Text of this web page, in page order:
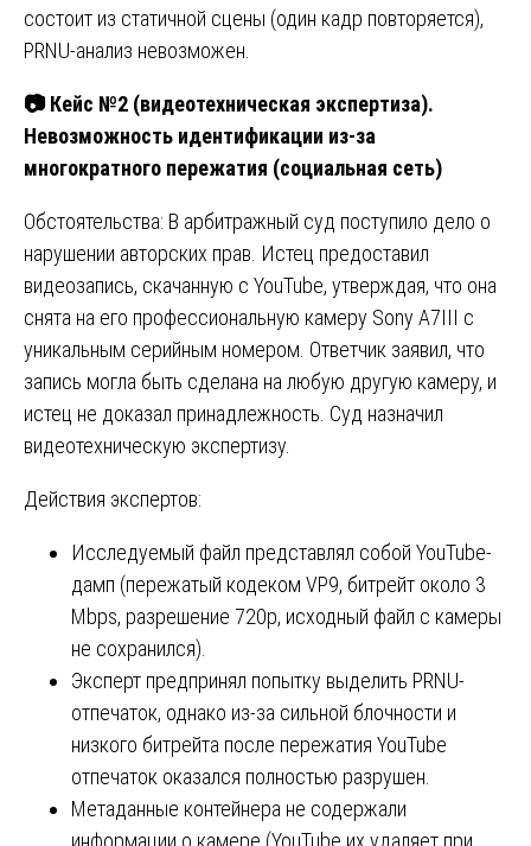
состоит из статичной сцены (один кадр повторяется),
PRNU-анализ невозможен.
📷 Кейс №2 (видеотехническая экспертиза).
Невозможность идентификации из-за
многократного пережатия (социальная сеть)
Обстоятельства: В арбитражный суд поступило дело о
нарушении авторских прав. Истец предоставил
видеозапись, скачанную с YouTube, утверждая, что она
снята на его профессиональную камеру Sony A7III с
уникальным серийным номером. Ответчик заявил, что
запись могла быть сделана на любую другую камеру, и
истец не доказал принадлежность. Суд назначил
видеотехническую экспертизу.
Действия экспертов:
Исследуемый файл представлял собой YouTube-
дамп (пережатый кодеком VP9, битрейт около 3
Mbps, разрешение 720p, исходный файл с камеры
не сохранился).
Эксперт предпринял попытку выделить PRNU-
отпечаток, однако из-за сильной блочности и
низкого битрейта после пережатия YouTube
отпечаток оказался полностью разрушен.
Метаданные контейнера не содержали
информации о камере (YouTube их удаляет при